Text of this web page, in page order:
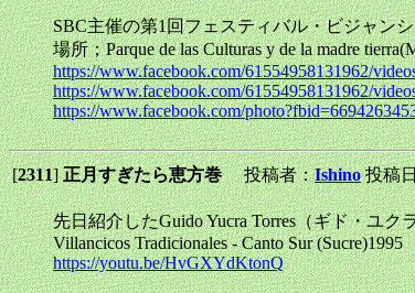
SBC主催の第1回フェスティバル・ビジャン
場所；Parque de las Culturas y de la madre
https://www.facebook.com/61554958131962/
https://www.facebook.com/61554958131962/
https://www.facebook.com/
[2311]正月すぎたら恵方巻投稿者：Ishino 投稿
先日紹介したGuido Yucra Torres（ギド・ユ
Villancicos Tradicionales - Canto Sur (Sucre)1995
https://youtu.be/HvGXYdKtonQ